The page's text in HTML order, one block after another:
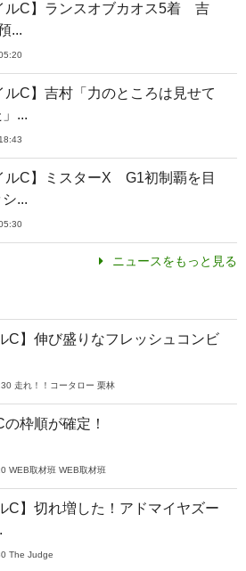
ルC】ランスオブカオス5着 吉
...
ルC】吉村「力のところは見せて
...
ルC】ミスターX G1初制覇を目
...
ニュースをもっと見る
C】伸び盛りなフレッシュコンビ
走れ！！コータロー 栗林
枠順が確定！
WEB取材班 WEB取材班
C】切れ増した！アドマイヤズー
The Judge